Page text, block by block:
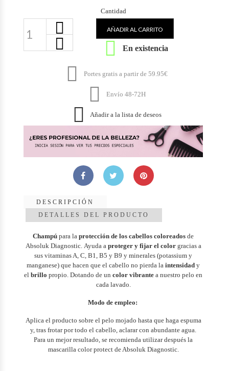
Cantidad
AÑADIR AL CARRITO
 En existencia
 Portes gratis a partir de 59.95€
 Envío 48-72H
 Añadir a la lista de deseos
DESCRIPCIÓN
DETALLES DEL PRODUCTO
Champú para laprotección de los cabellos coloreados de
Absoluk Diagnostic. Ayuda a proteger y fijar el colorgracias a
sus vitaminas A, C, B1, B5 y B9 y minerales (potassium y
manganese) que hacen que el cabello no pierda laintensidad y
el brillopropio. Dotando de uncolor vibrante a nuestro pelo en
cada lavado.
Modo de empleo:
Aplica el producto sobre el pelo mojado hasta que haga espuma
y, tras frotar por todo el cabello, aclarar con abundante agua.
Para un mejor resultado, se recomienda utilizar después la
mascarilla color protect de Absoluk Diagnostic.